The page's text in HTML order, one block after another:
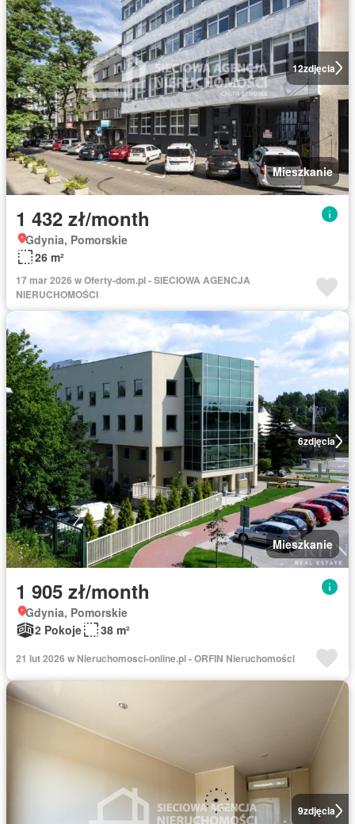
12zdjęcia
Mieszkanie
1 432 zł/month
Gdynia, Pomorskie
26 m²
17 mar 2026 w Oferty-dom.pl - SIECIOWA AGENCJA
NIERUCHOMOŚCI
6zdjęcia
Mieszkanie
1 905 zł/month
Gdynia, Pomorskie
2 Pokoje
38 m²
21 lut 2026 w Nieruchomosci-online.pl - ORFIN Nieruchomości
9zdjęcia